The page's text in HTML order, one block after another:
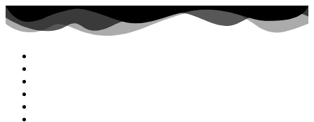
Zum
Inhalt
wechseln